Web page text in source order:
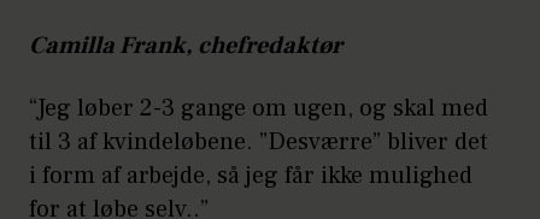
Camilla Frank, chefredaktør
“Jeg løber 2-3 gange om ugen, og skal med
til 3 af kvindeløbene. ”Desværre” bliver det
i form af arbejde, så jeg får ikke mulighed
for at løbe selv..”